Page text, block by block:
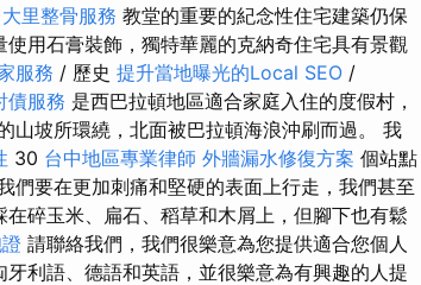
大里整骨服務 教堂的重要的紀念性住宅建築仍保
使用石膏裝飾，獨特華麗的克納奇住宅具有景觀
服務 / 歷史 提升當地曝光的Local SEO /
債服務 是西巴拉頓地區適合家庭入住的度假村，
山坡所環繞，北面被巴拉頓海浪沖刷而過。 我
30 台中地區專業律師 外牆漏水修復方案 個站點
們要在更加刺痛和堅硬的表面上行走，我們甚至
在碎玉米、扁石、稻草和木屑上，但腳下也有鬆
請聯絡我們，我們很樂意為您提供適合您個人
牙利語、德語和英語，並很樂意為有興趣的人提